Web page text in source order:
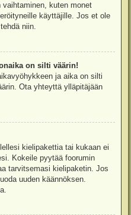
kuten monet
käyttäjille. Jos et ole
niin.
on silti väärin!
ja aika on silti
Ota yhteyttä ylläpitäjään
kielipakettia tai kukaan ei
Kokeile pyytää foorumin
tarvitsemasi kielipaketin. Jos
uuden käännöksen.